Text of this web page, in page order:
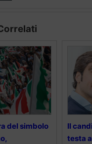
del simbolo
Il
testa